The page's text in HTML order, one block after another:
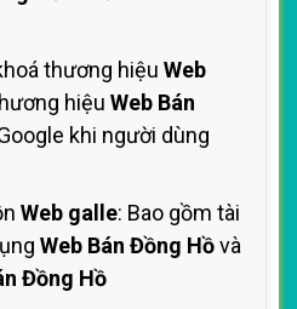
thương hiệu Web
hiệu Web Bán
khi người dùng
Web galle: Bao gồm tài
Web Bán Đồng Hồvà
Đồng Hồ